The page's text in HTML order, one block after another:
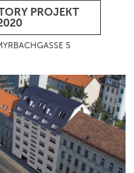
PROJEKT
5